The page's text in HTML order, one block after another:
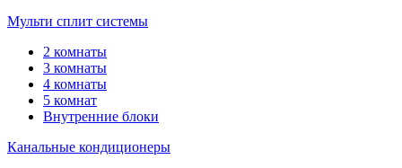
Мульти сплит системы
2 комнаты
3 комнаты
4 комнаты
5 комнат
Внутренние блоки
Канальные кондиционеры